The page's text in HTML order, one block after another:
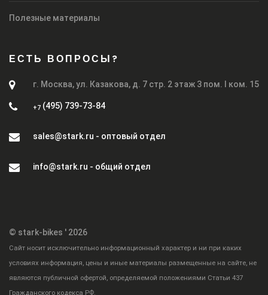
Полезные материалы
ЕСТЬ ВОПРОСЫ?
г. Москва, ул. Казакова, д. 7 стр. 2 этаж 3 пом. I ком. 15
+7 (495) 739-73-84
sales@stark.ru - оптовый отдел
info@stark.ru - общий отдел
© stark-bikes ' 2026
Cайт носит исключительно информационный характер и ни при каких
условиях информация, цены и иные материалы размещенные на сайте, не
являются публичной офертой, определяемой положениями Статьи 437
Гражданского кодекса РФ.